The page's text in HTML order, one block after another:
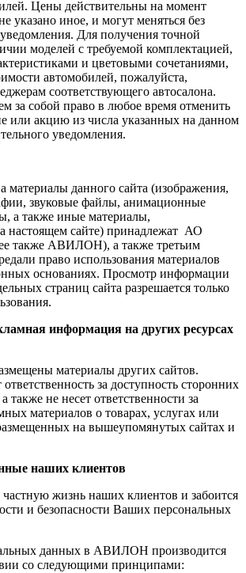
Цены действительны на момент
указано иное, и могут меняться без
Для получения точной
моделей с требуемой комплектацией,
и цветовыми сочетаниями,
автомобилей, пожалуйста,
соответствующего автосалона.
за собой право в любое время отменить
или акцию из числа указанных на данном
уведомления.
материалы данного сайта (изображения,
звуковые файлы, анимационные
а также иные материалы,
настоящем сайте) принадлежат АО
также АВИЛОН), а также третьим
право использования материалов
основаниях. Просмотр информации
страниц сайта разрешается только
информация на других ресурсах
материалы других сайтов.
за доступность сторонних
также не несет ответственности за
материалов о товарах, услугах или
на вышеупомянутых сайтах и
наших клиентов
жизнь наших клиентов и забоится
и безопасности Ваших персональных
данных в АВИЛОН производится
со следующими принципами: